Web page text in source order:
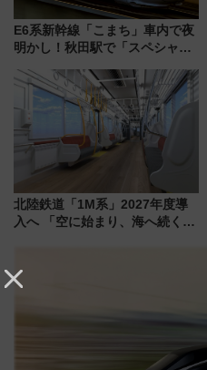
E6系新幹線「こまち」車内で夜
明かし！秋田駅で「スペシャル
法は？
北陸鉄道「1M系」2027年度導
入へ 「空に始まり、海へ続く」